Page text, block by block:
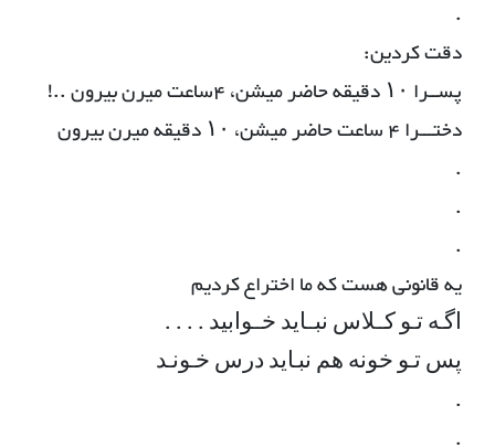
.
دقت کردین:
پســرا ۱۰ دقیقه حاضر میشن، ۴ساعت میرن بیرون ..!
دختـــرا ۴ ساعت حاضر میشن، ۱۰ دقیقه میرن بیرون
.
.
.
یه قانونی هست که ما اختراع کردیم
ﺍﮔـﻪ ﺗـﻮ ﮐــﻼﺱ ﻧﺒــﺎﯾﺪ ﺧــﻮﺍﺑﯿﺪ . . . .
ﭘﺲ ﺗـﻮ ﺧﻮﻧﻪ ﻫﻢ ﻧﺒـﺎﯾﺪ ﺩﺭﺱ ﺧـﻮﻧـﺪ
.
.